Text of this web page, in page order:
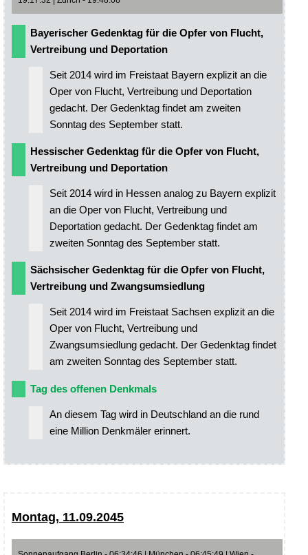
Bayerischer Gedenktag für die Opfer von Flucht,
Vertreibung und Deportation
Seit 2014 wird im Freistaat Bayern explizit an die
Oper von Flucht, Vertreibung und Deportation
gedacht. Der Gedenktag findet am zweiten
Sonntag des September statt.
Hessischer Gedenktag für die Opfer von Flucht,
Vertreibung und Deportation
Seit 2014 wird in Hessen analog zu Bayern explizit
an die Oper von Flucht, Vertreibung und
Deportation gedacht. Der Gedenktag findet am
zweiten Sonntag des September statt.
Sächsischer Gedenktag für die Opfer von Flucht,
Vertreibung und Zwangsumsiedlung
Seit 2014 wird im Freistaat Sachsen explizit an die
Oper von Flucht, Vertreibung und
Zwangsumsiedlung gedacht. Der Gedenktag findet
am zweiten Sonntag des September statt.
Tag des offenen Denkmals
An diesem Tag wird in Deutschland an die rund
eine Million Denkmäler erinnert.
Montag, 11.09.2045